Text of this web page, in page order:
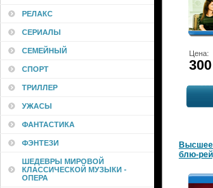
РЕЛАКС
СЕРИАЛЫ
СЕМЕЙНЫЙ
СПОРТ
ТРИЛЛЕР
УЖАСЫ
ФАНТАСТИКА
ФЭНТЕЗИ
ШЕДЕВРЫ МИРОВОЙ
КЛАССИЧЕСКОЙ МУЗЫКИ -
ОПЕРА
Цена:
300
Высшее
блю-